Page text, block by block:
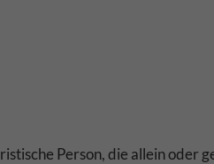
Person, die allein